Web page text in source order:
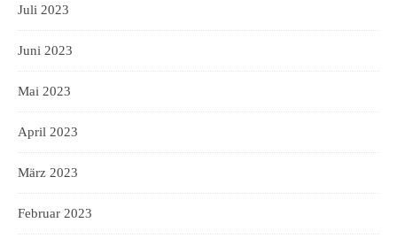
Juli 2023
Juni 2023
Mai 2023
April 2023
März 2023
Februar 2023